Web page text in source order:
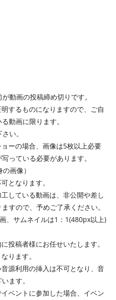
動画の投稿締め切りです。
するものになりますので、ご自
動画に限ります。
い。
ーの場合、画像は5枚以上必要
っている必要があります。
画像）
となります。
している動画は、非公開や差し
すので、予めご了承ください。
、サムネイルは1：1(480px以上)
投稿者様にお任せいたします。
ります。
源利用の挿入は不可となり、音
ます。
ベントに参加した場合、イベン